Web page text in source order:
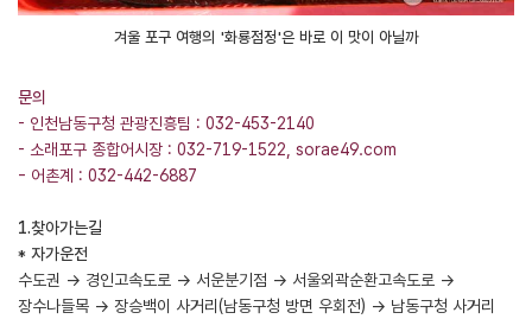
겨울 포구 여행의 '화룡점정'은 바로 이 맛이 아닐까
문의
- 인천남동구청 관광진흥팀 : 032-453-2140
- 소래포구 종합어시장 : 032-719-1522, sorae49.com
- 어촌계 : 032-442-6887
1.찾아가는길
* 자가운전
수도권 → 경인고속도로 → 서운분기점 → 서울외곽순환고속도로 →
장수나들목 → 장승백이 사거리(남동구청 방면 우회전) → 남동구청 사거리